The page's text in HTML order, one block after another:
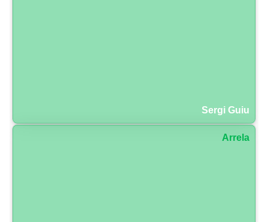
Sergi Guiu
Arrela